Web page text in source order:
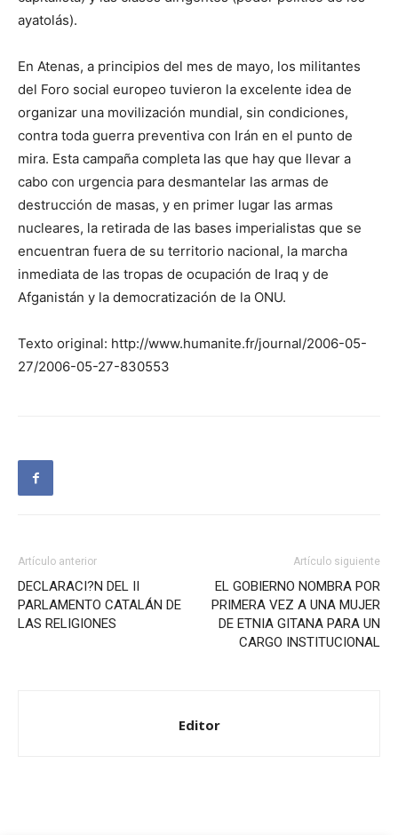
ayatolás).
En Atenas, a principios del mes de mayo, los militantes
del Foro social europeo tuvieron la excelente idea de
organizar una movilización mundial, sin condiciones,
contra toda guerra preventiva con Irán en el punto de
mira. Esta campaña completa las que hay que llevar a
cabo con urgencia para desmantelar las armas de
destrucción de masas, y en primer lugar las armas
nucleares, la retirada de las bases imperialistas que se
encuentran fuera de su territorio nacional, la marcha
inmediata de las tropas de ocupación de Iraq y de
Afganistán y la democratización de la ONU.
Texto original: http://www.humanite.fr/journal/2006-05-
27/2006-05-27-830553
Artículo anterior
DECLARACI?N DEL II
PARLAMENTO CATALÁN DE
LAS RELIGIONES
Artículo siguiente
EL GOBIERNO NOMBRA POR
PRIMERA VEZ A UNA MUJER
DE ETNIA GITANA PARA UN
CARGO INSTITUCIONAL
Editor